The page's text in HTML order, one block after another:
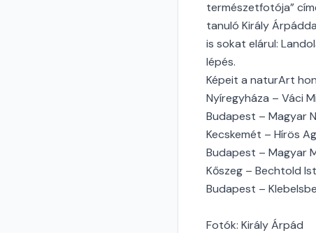
természetfotója”
tanuló Király
is sokat elárul:
lépés.
Képeit a naturArt
Nyíregyháza – Váci
Budapest – Magyar
Kecskemét – Hírös
Budapest – Magyar
Kőszeg – Bechtold
Budapest –
Fotók: Király Árpád